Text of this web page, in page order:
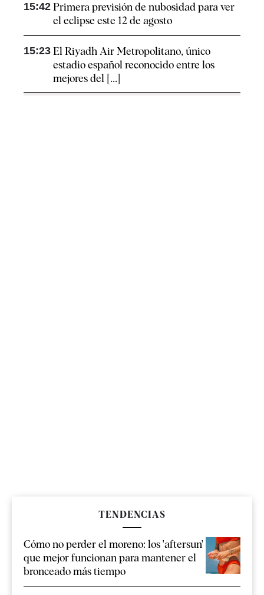
15:42 Primera previsión de nubosidad para ver
el eclipse este 12 de agosto
15:23 El Riyadh Air Metropolitano, único
estadio español reconocido entre los
mejores del [...]
TENDENCIAS
Cómo no perder el moreno: los 'aftersun'
que mejor funcionan para mantener el
bronceado más tiempo